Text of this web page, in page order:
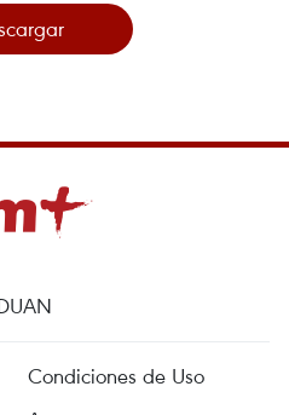
Condiciones de Uso